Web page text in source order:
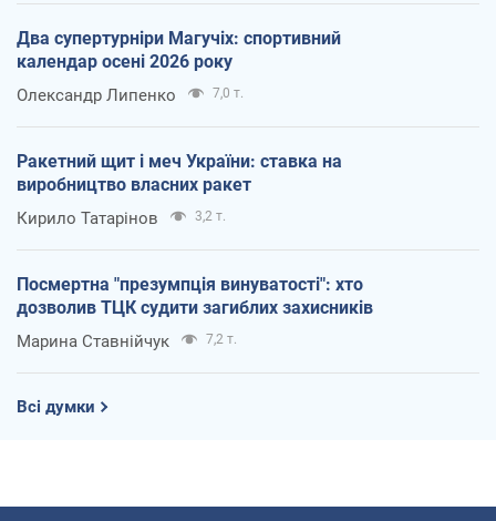
Два супертурніри Магучіх: спортивний
календар осені 2026 року
Олександр Липенко 7,0 т.
Ракетний щит і меч України: ставка на
виробництво власних ракет
Кирило Татарінов 3,2 т.
Посмертна "презумпція винуватості": хто
дозволив ТЦК судити загиблих захисників
Марина Ставнійчук 7,2 т.
Всі думки